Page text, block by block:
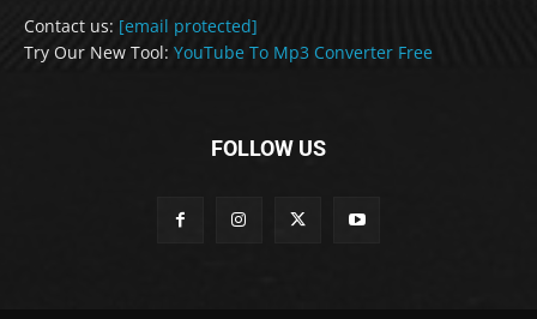
Contact us: [email protected]
Try Our New Tool: YouTube To Mp3 Converter Free
FOLLOW US